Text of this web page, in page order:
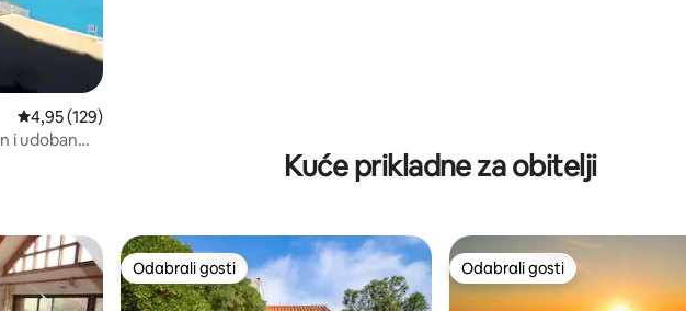
Prosječna ocjena: 4,95/5, recenzija: 129
4,95 (129)
i udoban
Kuće prikladne za obitelji
Odabrali gosti
Odabrali gosti Odabrali gosti
Odabrali gosti